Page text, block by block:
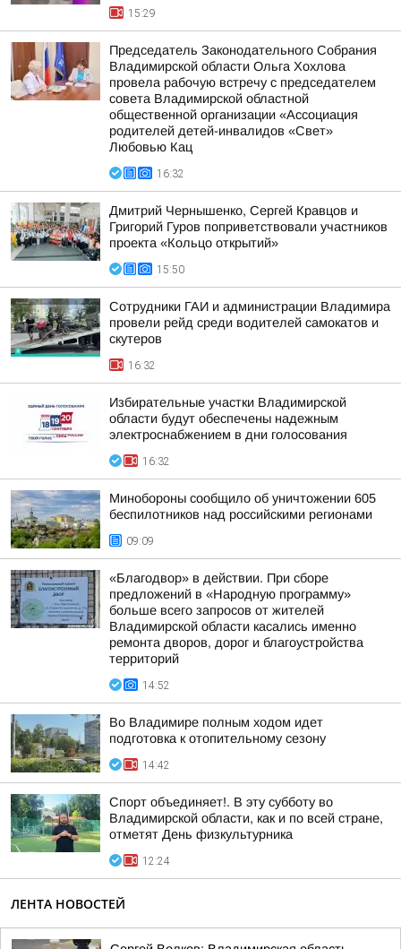
15:29
Председатель Законодательного Собрания
Владимирской области Ольга Хохлова
провела рабочую встречу с председателем
совета Владимирской областной
общественной организации «Ассоциация
родителей детей-инвалидов «Свет»
Любовью Кац
16:32
Дмитрий Чернышенко, Сергей Кравцов и
Григорий Гуров поприветствовали участников
проекта «Кольцо открытий»
15:50
Сотрудники ГАИ и администрации Владимира
провели рейд среди водителей самокатов и
скутеров
16:32
Избирательные участки Владимирской
области будут обеспечены надежным
электроснабжением в дни голосования
16:32
Минобороны сообщило об уничтожении 605
беспилотников над российскими регионами
09:09
«Благодвор» в действии. При сборе
предложений в «Народную программу»
больше всего запросов от жителей
Владимирской области касались именно
ремонта дворов, дорог и благоустройства
территорий
14:52
Во Владимире полным ходом идет
подготовка к отопительному сезону
14:42
Спорт объединяет!. В эту субботу во
Владимирской области, как и по всей стране,
отметят День физкультурника
12:24
ЛЕНТА НОВОСТЕЙ